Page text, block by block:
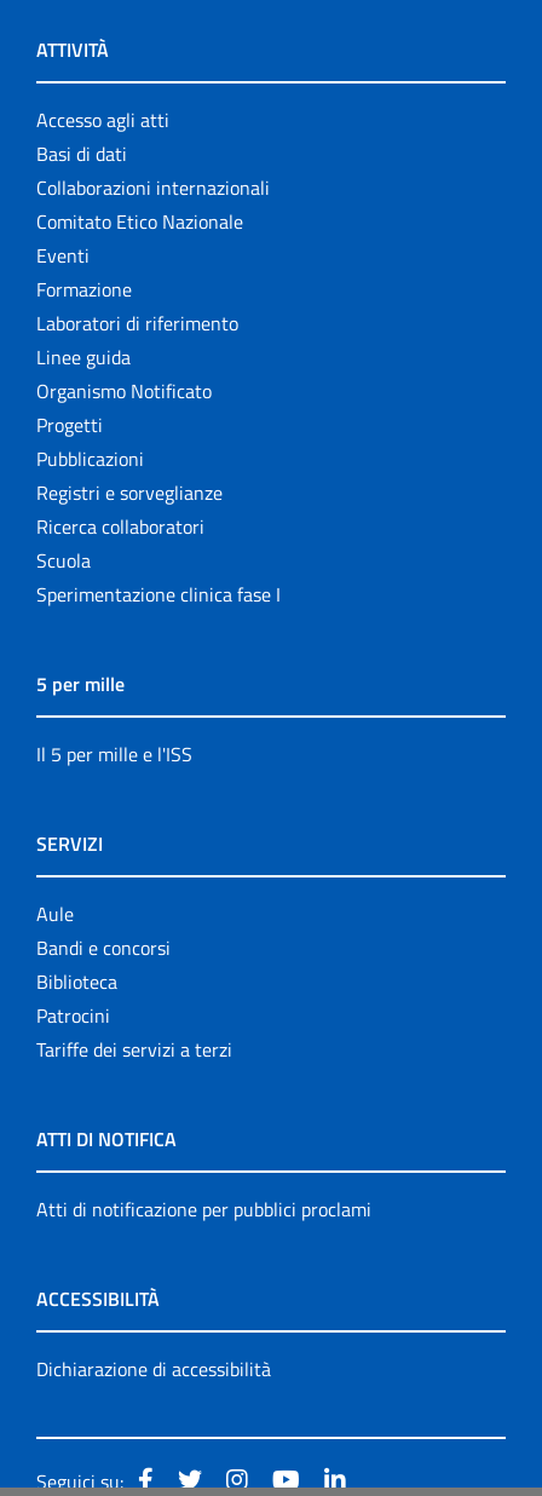
ATTIVITÀ
Accesso agli atti
Basi di dati
Collaborazioni internazionali
Comitato Etico Nazionale
Eventi
Formazione
Laboratori di riferimento
Linee guida
Organismo Notificato
Progetti
Pubblicazioni
Registri e sorveglianze
Ricerca collaboratori
Scuola
Sperimentazione clinica fase I
5 per mille
Il 5 per mille e l'ISS
SERVIZI
Aule
Bandi e concorsi
Biblioteca
Patrocini
Tariffe dei servizi a terzi
ATTI DI NOTIFICA
Atti di notificazione per pubblici proclami
ACCESSIBILITÀ
Dichiarazione di accessibilità
Seguici su: